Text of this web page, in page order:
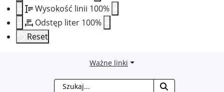
Wysokość linii 100%
Odstęp liter 100%
Reset
Ważne linki
Szukaj